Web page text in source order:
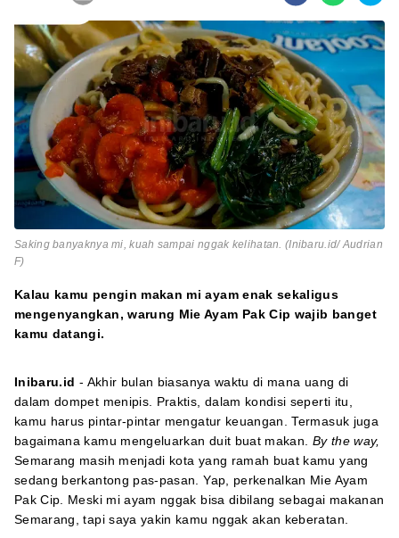
Saking banyaknya mi, kuah sampai nggak kelihatan. (Inibaru.id/ Audrian
F)
Kalau kamu pengin makan mi ayam enak sekaligus
mengenyangkan, warung Mie Ayam Pak Cip wajib banget
kamu datangi.
Inibaru.id - Akhir bulan biasanya waktu di mana uang di
dalam dompet menipis. Praktis, dalam kondisi seperti itu,
kamu harus pintar-pintar mengatur keuangan. Termasuk juga
bagaimana kamu mengeluarkan duit buat makan. By the way,
Semarang masih menjadi kota yang ramah buat kamu yang
sedang berkantong pas-pasan. Yap, perkenalkan Mie Ayam
Pak Cip. Meski mi ayam nggak bisa dibilang sebagai makanan
Semarang, tapi saya yakin kamu nggak akan keberatan.